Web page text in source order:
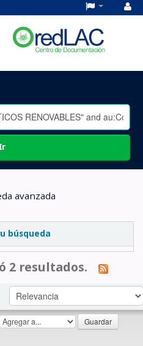
avanzada
búsqueda
2 resultados.